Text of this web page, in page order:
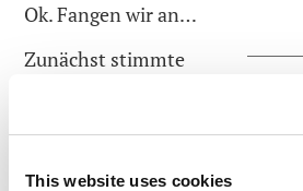
This website uses cookies
Ok. Fangen wir an…
Zunächst stimmte
überein. „Wir haben